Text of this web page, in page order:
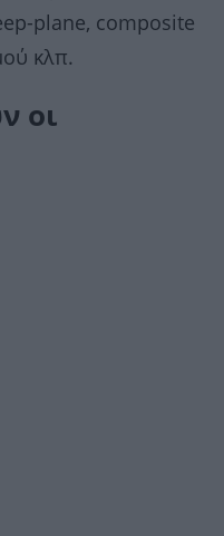
plane, composite
κλπ.
οι